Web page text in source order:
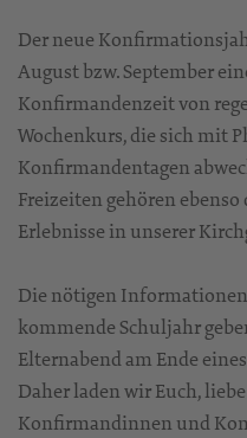
Der neue
August bzw. September
Konfirmandenzeit von
Wochenkurs, die sich mit
Konfirmandentagen
Freizeiten gehören
Erlebnisse in unserer
Die nötigen
kommende Schuljahr
Elternabend am Ende
Daher laden wir Euch,
Konfirmandinnen und